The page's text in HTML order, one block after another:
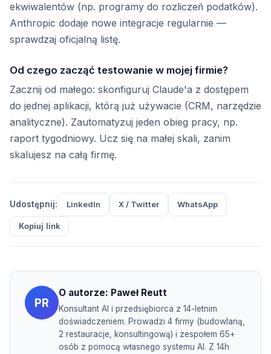
ekwiwalentów (np. programy do rozliczeń podatków).
Anthropic dodaje nowe integracje regularnie —
sprawdzaj oficjalną listę.
Od czego zacząć testowanie w mojej firmie?
Zacznij od małego: skonfiguruj Claude'a z dostępem
do jednej aplikacji, którą już używacie (CRM, narzędzie
analityczne). Zautomatyzuj jeden obieg pracy, np.
raport tygodniowy. Ucz się na małej skali, zanim
skalujesz na całą firmę.
Udostępnij: LinkedIn X / Twitter WhatsApp
Kopiuj link
PR
O autorze: Paweł Reutt
Konsultant AI i przedsiębiorca z 14-letnim
doświadczeniem. Prowadzi 4 firmy (budowlaną,
2 restauracje, konsultingową) i zespołem 65+
osób z pomocą własnego systemu AI. Z 14h